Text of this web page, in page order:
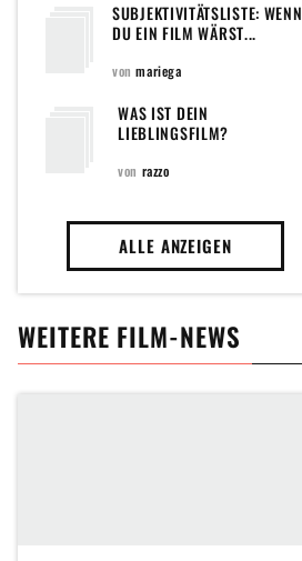
SUBJEKTIVITÄTSLISTE: WENN
DU EIN FILM WÄRST...
vonmariega
WAS IST DEIN
LIEBLINGSFILM?
von razzo
ALLE ANZEIGEN
WEITERE FILM-NEWS